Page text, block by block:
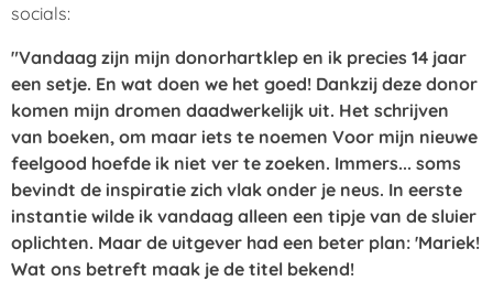
socials:
"Vandaag zijn mijn donorhartklep en ik precies 14 jaar
een setje. En wat doen we het goed! Dankzij deze donor
komen mijn dromen daadwerkelijk uit. Het schrijven
van boeken, om maar iets te noemen Voor mijn nieuwe
feelgood hoefde ik niet ver te zoeken. Immers... soms
bevindt de inspiratie zich vlak onder je neus. In eerste
instantie wilde ik vandaag alleen een tipje van de sluier
oplichten. Maar de uitgever had een beter plan: 'Mariek!
Wat ons betreft maak je de titel bekend!